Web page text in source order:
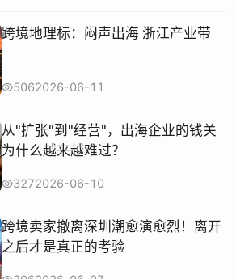
跨境地理标：闷声出海 浙江产业带
5062026-06-11
从"扩张"到"经营"，出海企业的钱关
为什么越来越难过？
3272026-06-10
跨境卖家撤离深圳潮愈演愈烈！离开
之后才是真正的考验